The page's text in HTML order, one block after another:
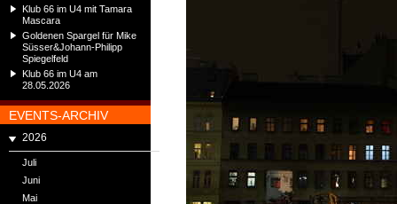
Klub 66 im U4 mit Tamara
Mascara
Goldenen Spargel für Mike
Süsser&Johann-Philipp
Spiegelfeld
Klub 66 im U4 am
28.05.2026
EVENTS-ARCHIV
2026
Juli
Juni
Mai